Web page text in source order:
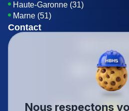
Haute-Garonne (31)
Marne (51)
Contact
Envoyer un
Être
Nous respectons